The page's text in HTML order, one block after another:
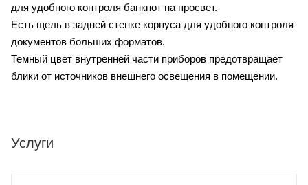
для удобного контроля банкнот на просвет.
Есть щель в задней стенке корпуса для удобного контроля
документов больших форматов.
Темный цвет внутренней части приборов предотвращает
блики от источников внешнего освещения в помещении.
Услуги